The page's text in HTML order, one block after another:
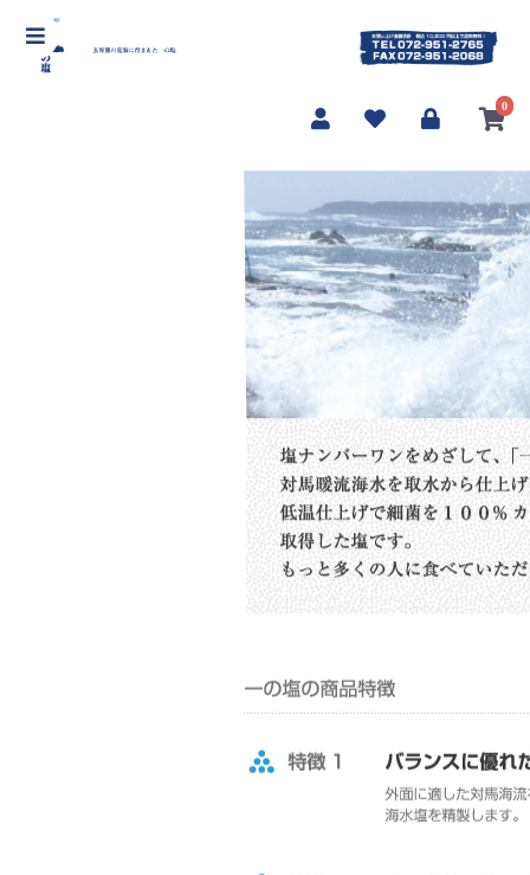
【海んまんま 一の塩]】
0